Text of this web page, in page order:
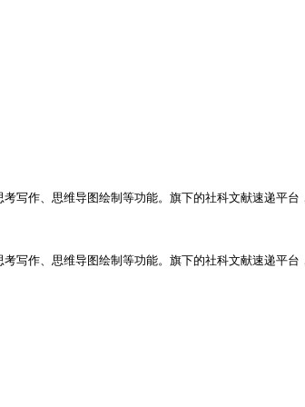
写作、思维导图绘制等功能。旗下的社科文献速递平
写作、思维导图绘制等功能。旗下的社科文献速递平